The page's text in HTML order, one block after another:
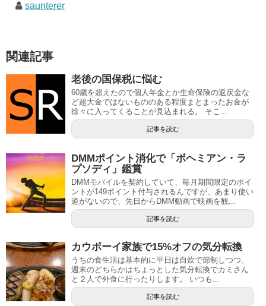
saunterer
関連記事
老後の国保税に悩む
60歳を超えたので個人年金とか生命保険の返戻金な
ど超大金ではないもののある程度まとまったお金が
徐々に入ってくることが見込まれる。 そこ...
記事を読む
DMMポイント消化で「ボヘミアン・ラ
プソディ」鑑賞
DMMモバイルを契約していて、毎月期間限定のポイ
ントが149ポイント付与されるんですが、あまり使い
道がないので、先日からDMM動画で映画を観...
記事を読む
カウボーイ家族で15%オフの気分転換
うちの食生活は基本的に平日は自炊で節制しつつ、
週末のどちらかはちょっとした気分転換でカミさん
と２人で外食に行ったりします。 いつも...
記事を読む